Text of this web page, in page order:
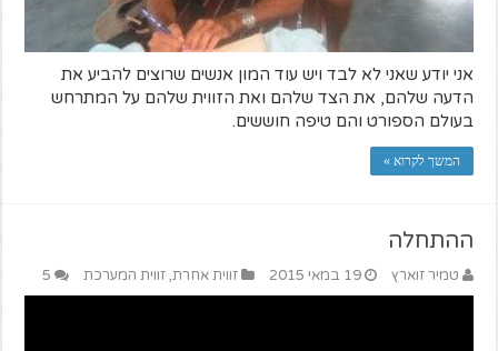
אני יודע שאני לא לבד ויש עוד המון אנשים שרוצים להביע את
הדעה שלהם, את הצד שלהם ואת הזווית שלהם על המתרחש
בעולם הספורט והם טיפה חוששים.
המשך לקרוא »
ההתחלה
טמיר זוארץ 19 במאי 2015 זווית אחרת,זווית המערכת 5